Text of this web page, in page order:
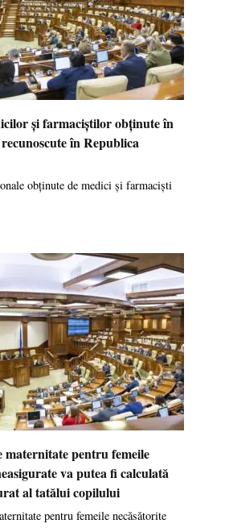
și farmaciștilor obținute în
în Republica
obținute de medici și farmaciști
maternitate pentru femeile
va putea fi calculată
al tatălui copilului
pentru femeile necăsătorite